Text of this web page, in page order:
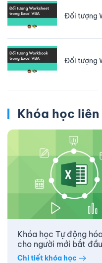
Đối tượng
Đối tượng
Khóa học liên
Khóa học Tự động
cho người mới bắt đầu
Chi tiết khóa học